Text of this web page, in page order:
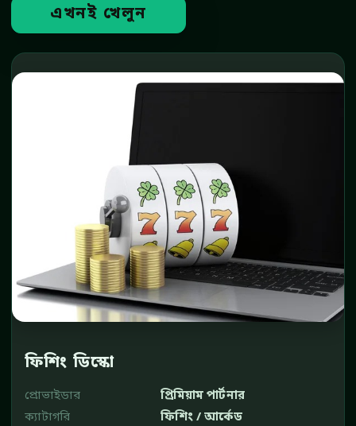
এখনই খেলুন
ফিশিং ডিস্কো
প্রোভাইডার
প্রিমিয়াম পার্টনার
ক্যাটাগরি
ফিশিং / আর্কেড